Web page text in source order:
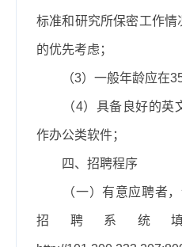
标准和研究所保密工作
的优先考虑；
（3）一般年龄应在
（4）具备良好的英
作办公类软件；
四、招聘程序
（一）有意应聘者
招聘系统